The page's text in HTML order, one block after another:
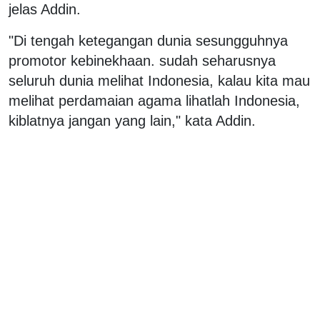
jelas Addin.
"Di tengah ketegangan dunia sesungguhnya
promotor kebinekhaan. sudah seharusnya
seluruh dunia melihat Indonesia, kalau kita mau
melihat perdamaian agama lihatlah Indonesia,
kiblatnya jangan yang lain," kata Addin.